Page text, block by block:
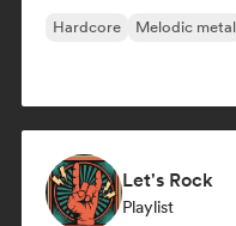
Hardcore Melodic metal
Let's Rock
Playlist